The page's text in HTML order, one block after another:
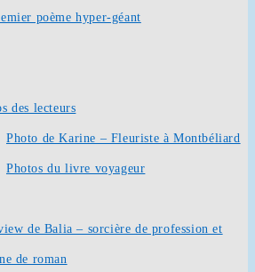
poème hyper-géant
des lecteurs
Photo de Karine – Fleuriste à Montbéliard
Photos du livre voyageur
de Balia – sorcière de profession et
de roman